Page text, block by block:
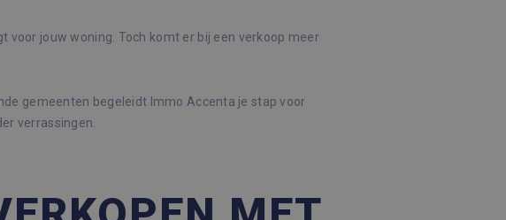
voor jouw woning. Toch komt er bij een verkoop meer
gemeenten begeleidt Immo Accenta je stap voor
verrassingen.